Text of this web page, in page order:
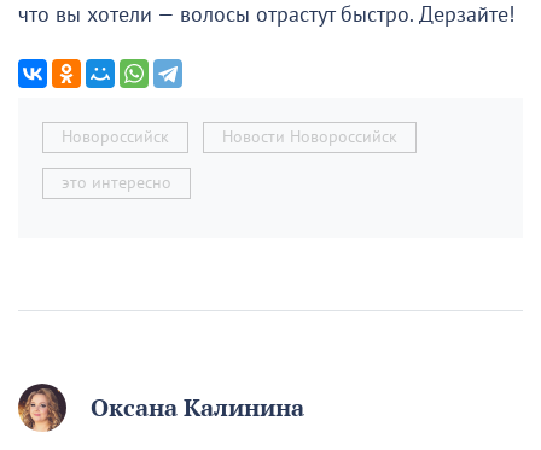
что вы хотели — волосы отрастут быстро. Дерзайте!
Новороссийск Новости Новороссийск
это интересно
Оксана Калинина